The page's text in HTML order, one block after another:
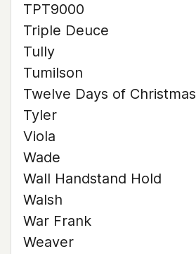
TPT9000
Triple Deuce
Tully
Tumilson
Twelve Days of Christmas
Tyler
Viola
Wade
Wall Handstand Hold
Walsh
War Frank
Weaver